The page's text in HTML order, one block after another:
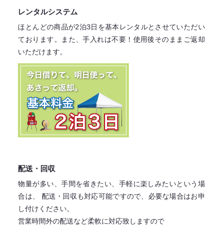
レンタルシステム
ほとんどの商品が2泊3日を基本レンタルとさせていただい
ております。
また、手入れは不要！ 使用後そのままご返却
いただけます。
配送・回収
物量が多い、手間を省きたい、手軽に楽しみたいという場
合は、
配送・回収も対応可能ですので、必要な場合はお申
し付けください。
営業時間外の配送など柔軟に対応致しますので